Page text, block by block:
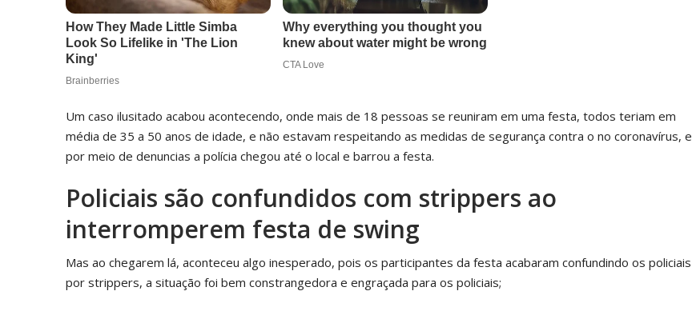
Um caso ilusitado acabou acontecendo, onde mais de 18 pessoas se reuniram em uma festa, todos teriam em
média de 35 a 50 anos de idade, e não estavam respeitando as medidas de segurança contra o no coronavírus, e
por meio de denuncias a polícia chegou até o local e barrou a festa.
Policiais são confundidos com strippers ao
interromperem festa de swing
Mas ao chegarem lá, aconteceu algo inesperado, pois os participantes da festa acabaram confundindo os policiais
por strippers, a situação foi bem constrangedora e engraçada para os policiais;